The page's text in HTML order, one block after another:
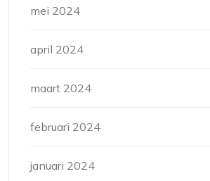
mei 2024
april 2024
maart 2024
februari 2024
januari 2024